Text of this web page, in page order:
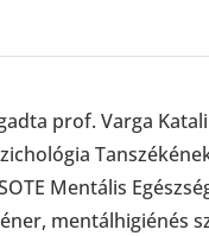
prof. Varga
Mentális
mentálhigiénés